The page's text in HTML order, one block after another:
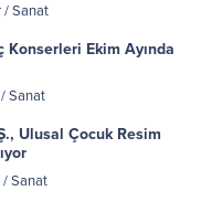
/ Sanat
Konserleri Ekim Ayında
Sanat
Ulusal Çocuk Resim
/ Sanat